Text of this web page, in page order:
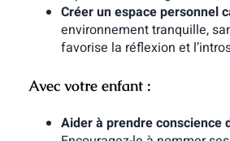
Créer un espace personnel
environnement tranquille,
favorise la réflexion et
Avec votre enfant :
Aider à prendre conscience